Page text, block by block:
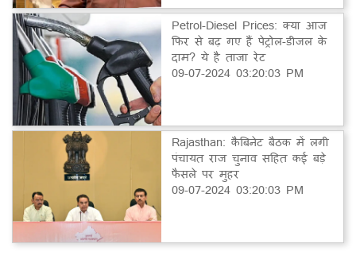
Petrol-Diesel Prices: क्या आज
फिर से बढ़ गए हैं पेट्रोल-डीजल के
दाम? ये है ताजा रेट
09-07-2024 03:20:03 PM
Rajasthan: कैबिनेट बैठक में लगी
पंचायत राज चुनाव सहित कई बड़े
फैसले पर मुहर
09-07-2024 03:20:03 PM